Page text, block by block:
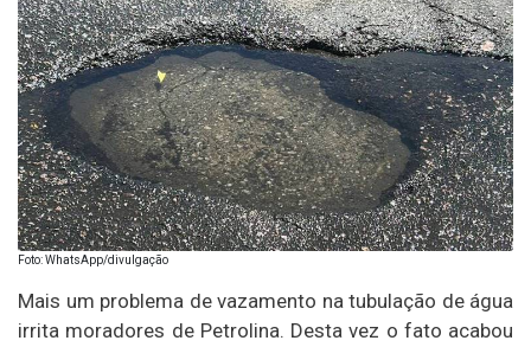
Foto: WhatsApp/divulgação
Mais um problema de vazamento na tubulação de água
irrita moradores de Petrolina. Desta vez o fato acabou